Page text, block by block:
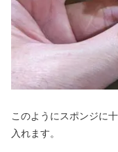
このようにスポンジに
入れます。